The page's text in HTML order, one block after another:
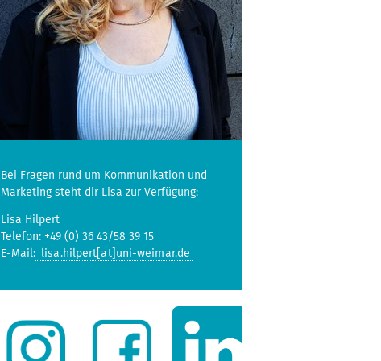
Bei Fragen rund um Kommunikation und
Marketing steht dir Lisa zur Verfügung:
Lisa Hilpert
Telefon: +49 (0) 36 43/58 39 15
E-Mail: lisa.hilpert[at]uni-weimar.de